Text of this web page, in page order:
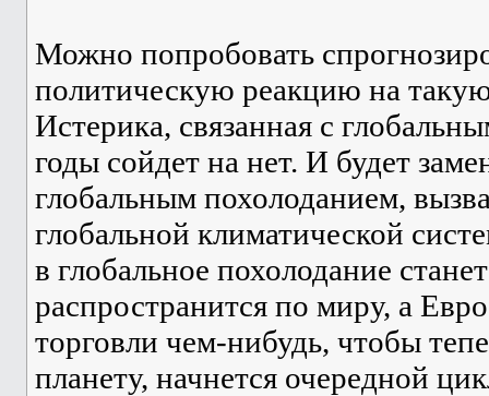
Можно попробовать
политическую реакцию на
Истерика, связанная с
годы сойдет на нет. И будет
глобальным похолоданием,
глобальной климатической
в глобальное похолодание
распространится по миру, а
торговли чем-нибудь, чтобы
планету, начнется очередной